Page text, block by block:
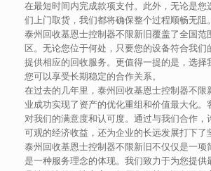
在最短时间内完成款项支付。此外，无论是您
们上门取货，我们都将确保整个过程顺畅无阻。
泰州回收基恩士控制器不限新旧覆盖了全国范
区。无论您位于何处，只要您的设备符合我们
提供相应的回收服务。更值得一提的是，选择
您可以享受长期稳定的合作关系。
在过去的几年里，泰州回收基恩士控制器不限
业成功实现了资产的优化重组和价值最大化。
对我们的满意度和认可度。通过与我们合作，
可观的经济收益，还为企业的长远发展打下了
泰州回收基恩士控制器不限新旧不仅仅是一项
是一种服务理念的体现。我们致力于为您提